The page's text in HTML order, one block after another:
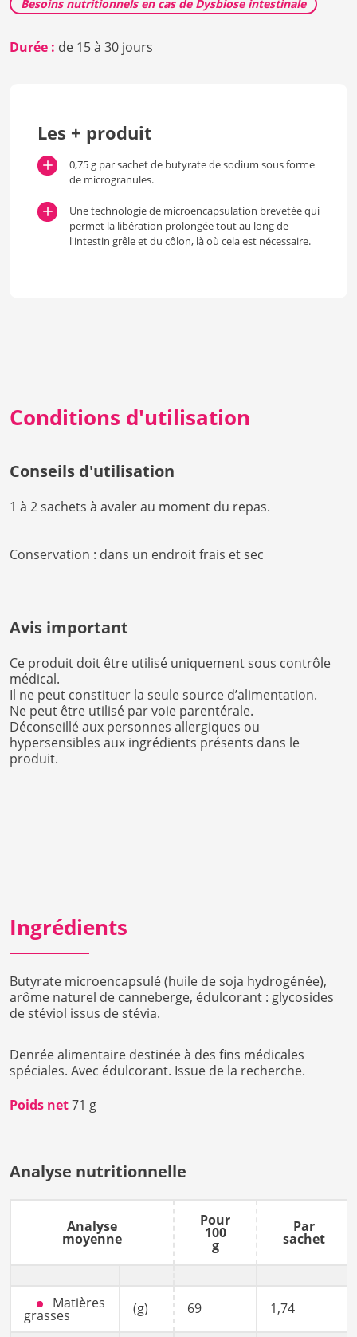
Besoins nutritionnels en cas de Dysbiose intestinale
Durée : de 15 à 30 jours
Les + produit
0,75 g par sachet de butyrate de sodium sous forme
de microgranules.
Une technologie de microencapsulation brevetée qui
permet la libération prolongée tout au long de
l'intestin grêle et du côlon, là où cela est nécessaire.
Conditions d'utilisation
Conseils d'utilisation
1 à 2 sachets à avaler au moment du repas.
Conservation : dans un endroit frais et sec
Avis important
Ce produit doit être utilisé uniquement sous contrôle
médical.
Il ne peut constituer la seule source d’alimentation.
Ne peut être utilisé par voie parentérale.
Déconseillé aux personnes allergiques ou
hypersensibles aux ingrédients présents dans le
produit.
Ingrédients
Butyrate microencapsulé (huile de soja hydrogénée),
arôme naturel de canneberge, édulcorant : glycosides
de stéviol issus de stévia.
Denrée alimentaire destinée à des fins médicales
spéciales. Avec édulcorant. Issue de la recherche.
Poids net71 g
Analyse nutritionnelle
Analyse
moyenne
Pour
100
g
Par
sachet
Matières
grasses (g) 69 1,74